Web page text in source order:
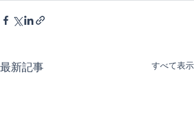
最新記事 すべて表示